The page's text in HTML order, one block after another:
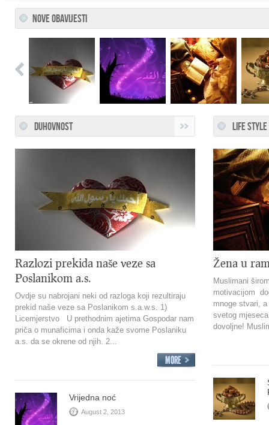
NOVE OBAVIJESTI
DUHOVNOST
Razlozi prekida naše veze sa
Poslanikom a.s.
Ovdje su nabrojani neki od razloga koji rezultiraju
prekid naše veze sa Poslanikom s.a.w.s. 1)
Licemjerstvo U prethodnim ajetima Gospodar nam
priča o munaficima i onda kaže svome Poslaniku
a.s. da se okrene od njih. 2...
Vrijedna noć
August 2, 2013
LIFE STYLE
Žena u
Muslimani
motivacijom
mnoge stvari,
svetog
dovoljne!